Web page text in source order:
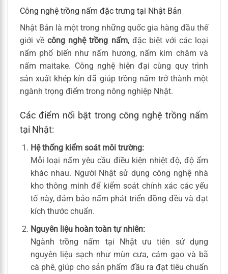
Công nghệ trồng nấm đặc trưng tại Nhật Bản
Nhật Bản là một trong những quốc gia hàng đầu thế
giới vềcông nghệ trồng nấm, đặc biệt với các loại
nấm phổ biến như nấm hương, nấm kim châm và
nấm maitake. Công nghệ hiện đại cùng quy trình
sản xuất khép kín đã giúp trồng nấm trở thành một
ngành trọng điểm trong nông nghiệp Nhật.
Các điểm nổi bật trong công nghệ trồng nấm
tại Nhật:
Hệ thống kiểm soát môi trường:
Mỗi loại nấm yêu cầu điều kiện nhiệt độ, độ ẩm
khác nhau. Người Nhật sử dụng công nghệ nhà
kho thông minh để kiểm soát chính xác các yếu
tố này, đảm bảo nấm phát triển đồng đều và đạt
kích thước chuẩn.
Nguyên liệu hoàn toàn tự nhiên:
Ngành trồng nấm tại Nhật ưu tiên sử dụng
nguyên liệu sạch như mùn cưa, cám gạo và bã
cà phê, giúp cho sản phẩm đầu ra đạt tiêu chuẩn